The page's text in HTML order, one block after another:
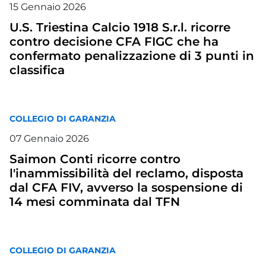
15 Gennaio 2026
U.S. Triestina Calcio 1918 S.r.l. ricorre
contro decisione CFA FIGC che ha
confermato penalizzazione di 3 punti in
classifica
COLLEGIO DI GARANZIA
07 Gennaio 2026
Saimon Conti ricorre contro
l'inammissibilità del reclamo, disposta
dal CFA FIV, avverso la sospensione di
14 mesi comminata dal TFN
COLLEGIO DI GARANZIA